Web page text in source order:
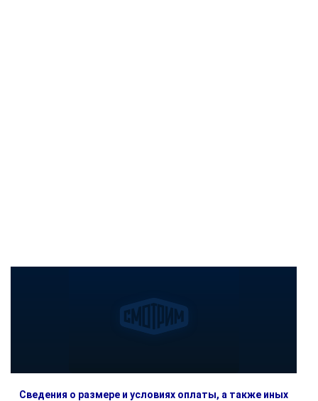
Сведения о размере и условиях оплаты, а также иных